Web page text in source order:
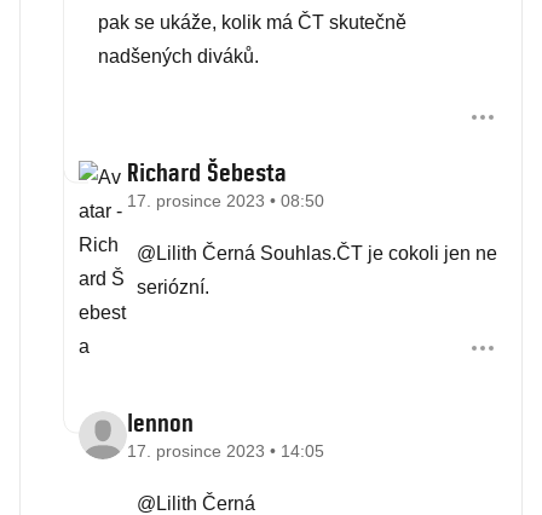
pak se ukáže, kolik má ČT skutečně
nadšených diváků.
Richard Šebesta
17. prosince 2023 • 08:50
@Lilith Černá Souhlas.ČT je cokoli jen ne
seriózní.
lennon
17. prosince 2023 • 14:05
@Lilith Černá